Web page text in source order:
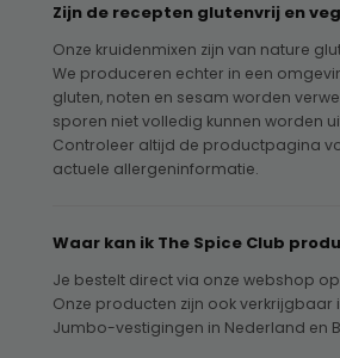
Zijn de recepten glutenvrij en
Onze kruidenmixen zijn van nature
We produceren echter in een
gluten, noten en sesam worden
sporen niet volledig kunnen worden
Controleer altijd de productpagina
actuele allergeninformatie.
Waar kan ik The Spice Club
Je bestelt direct via onze webshop
Onze producten zijn ook verkrijgbaar
Jumbo-vestigingen in Nederland en